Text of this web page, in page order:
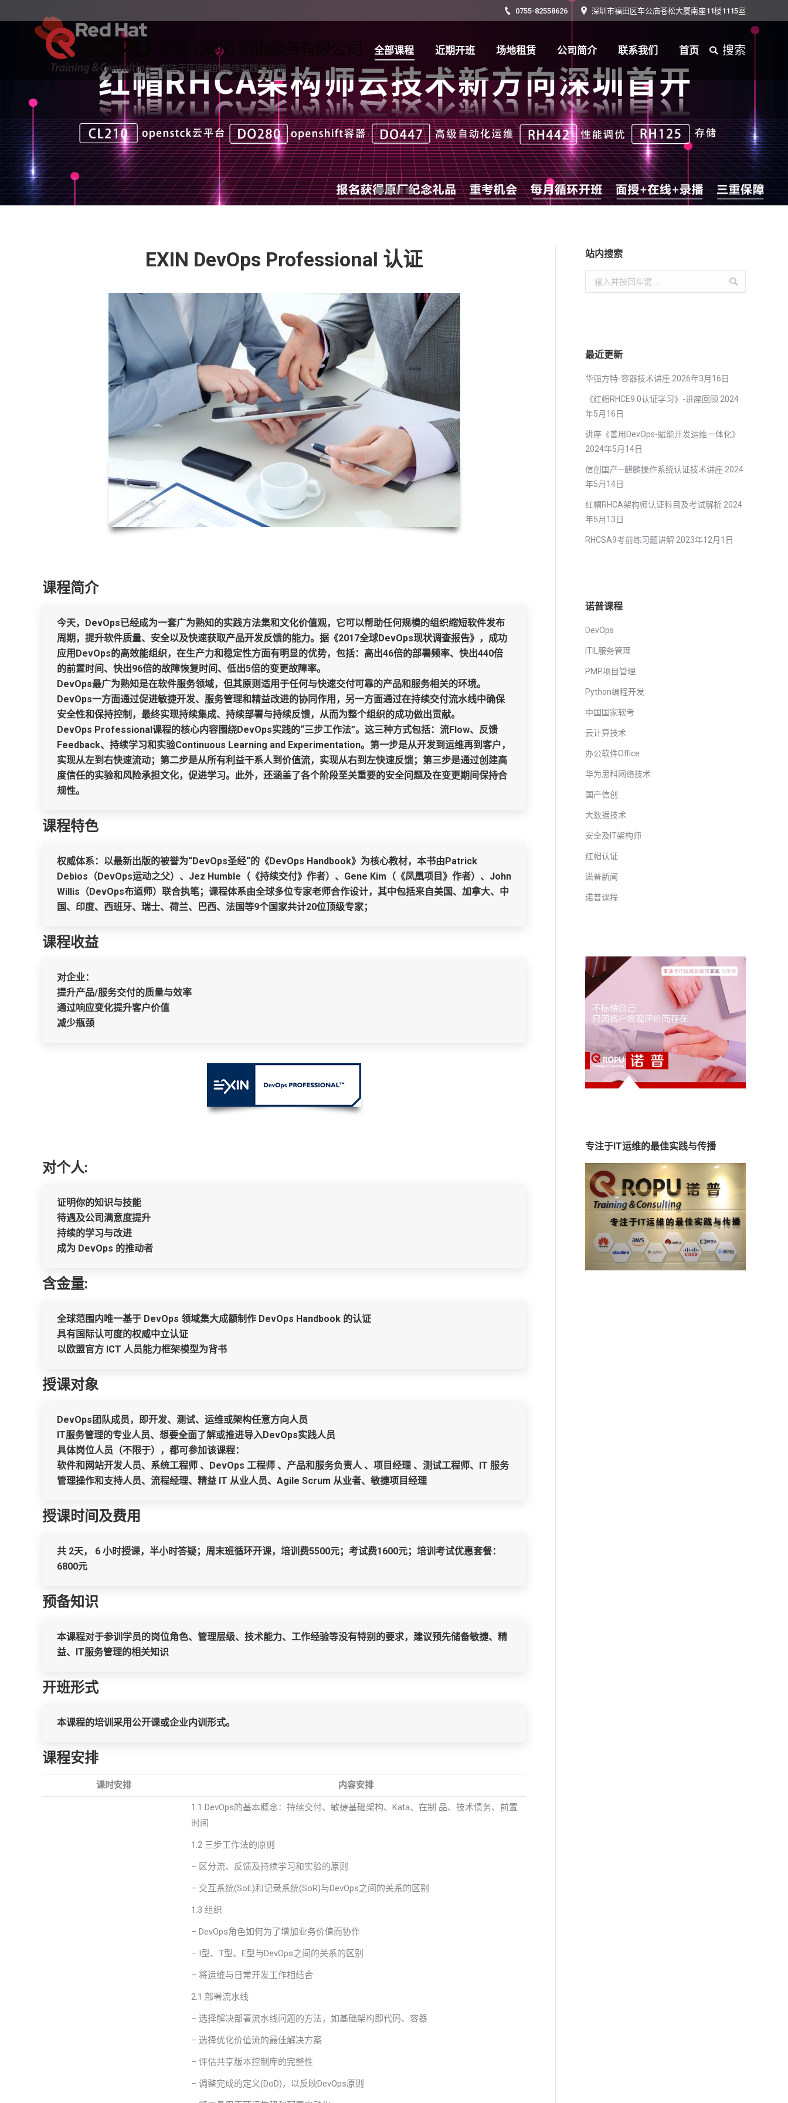
0755-82558626 深圳市福田区车公庙苍松大厦南座11楼1115室
全部课程 近期开班 场地租赁 公司简介 联系我们 首页 Search:
搜索
EXIN DevOps Professional 认证
课程简介
今天，DevOps已经成为一套广为熟知的实践方法集和文化价值观，它可以帮助任何规模的组织缩短软件发布
周期，提升软件质量、安全以及快速获取产品开发反馈的能力。据《2017全球DevOps现状调查报告》，成功
应用DevOps的高效能组织，在生产力和稳定性方面有明显的优势，包括：高出46倍的部署频率、快出440倍
的前置时间、快出96倍的故障恢复时间、低出5倍的变更故障率。
DevOps最广为熟知是在软件服务领域，但其原则适用于任何与快速交付可靠的产品和服务相关的环境。
DevOps一方面通过促进敏捷开发、服务管理和精益改进的协同作用，另一方面通过在持续交付流水线中确保
安全性和保持控制，最终实现持续集成、持续部署与持续反馈，从而为整个组织的成功做出贡献。
DevOps Professional课程的核心内容围绕DevOps实践的“三步工作法”。这三种方式包括：流Flow、反馈
Feedback、持续学习和实验Continuous Learning and Experimentation。第一步是从开发到运维再到客户，
实现从左到右快速流动；第二步是从所有利益干系人到价值流，实现从右到左快速反馈；第三步是通过创建高
度信任的实验和风险承担文化，促进学习。此外，还涵盖了各个阶段至关重要的安全问题及在变更期间保持合
规性。
课程特色
权威体系：以最新出版的被誉为“DevOps圣经“的《DevOps Handbook》为核心教材，本书由Patrick
Debios（DevOps运动之父）、Jez Humble（《持续交付》作者）、Gene Kim（《凤凰项目》作者）、John
Willis（DevOps布道师）联合执笔；课程体系由全球多位专家老师合作设计，其中包括来自美国、加拿大、中
国、印度、西班牙、瑞士、荷兰、巴西、法国等9个国家共计20位顶级专家；
课程收益
对企业：
提升产品/服务交付的质量与效率
通过响应变化提升客户价值
减少瓶颈
对个人:
证明你的知识与技能
待遇及公司满意度提升
持续的学习与改进
成为 DevOps 的推动者
含金量:
全球范围内唯一基于 DevOps 领域集大成额制作 DevOps Handbook 的认证
具有国际认可度的权威中立认证
以欧盟官方 ICT 人员能力框架模型为背书
授课对象
DevOps团队成员，即开发、测试、运维或架构任意方向人员
IT服务管理的专业人员、想要全面了解或推进导入DevOps实践人员
具体岗位人员（不限于），都可参加该课程：
软件和网站开发人员、系统工程师 、DevOps 工程师 、产品和服务负责人 、项目经理 、测试工程师、IT 服务
管理操作和支持人员、流程经理、精益 IT 从业人员、Agile Scrum 从业者、敏捷项目经理
授课时间及费用
共 2天， 6 小时授课，半小时答疑；周末班循环开课，培训费5500元；考试费1600元；培训考试优惠套餐：
6800元
预备知识
本课程对于参训学员的岗位角色、管理层级、技术能力、工作经验等没有特别的要求，建议预先储备敏捷、精
益、IT服务管理的相关知识
开班形式
本课程的培训采用公开课或企业内训形式。
课程安排
课时安排 内容安排
1.1 DevOps的基本概念：持续交付、敏捷基础架构、Kata、在制 品、技术债务、前置
时间
1.2 三步工作法的原则
– 区分流、反馈及持续学习和实验的原则
– 交互系统(SoE)和记录系统(SoR)与DevOps之间的关系的区别
1.3 组织
– DevOps角色如何为了增加业务价值而协作
– I型、T型、E型与DevOps之间的关系的区别
– 将运维与日常开发工作相结合
2.1 部署流水线
– 选择解决部署流水线问题的方法，如基础架构即代码、容器
– 选择优化价值流的最佳解决方案
– 评估共享版本控制库的完整性
– 调整完成的定义(DoD)，以反映DevOps原则
站内搜索
Search:
最近更新
华强方特-容器技术讲座 2026年3月16日
《红帽RHCE9.0认证学习》-讲座回顾 2024
年5月16日
讲座《善用DevOps-赋能开发运维一体化》
2024年5月14日
信创国产—麒麟操作系统认证技术讲座 2024
年5月14日
红帽RHCA架构师认证科目及考试解析 2024
年5月13日
RHCSA9考前练习题讲解 2023年12月1日
诺普课程
DevOps
ITIL服务管理
PMP项目管理
Python编程开发
中国国家软考
云计算技术
办公软件Office
华为思科网络技术
国产信创
大数据技术
安全及IT架构师
红帽认证
诺普新闻
诺普课程
专注于IT运维的最佳实践与传播